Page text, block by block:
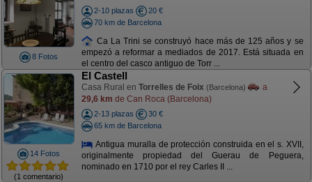
8 Fotos
2-10 plazas
20 €
70 km de Barcelona
Ca La Trini se construyó hace más de 125 años y se
empezó a reformar a mediados de 2017. Está situada en
el centro del casco antiguo de Torr ...
14 Fotos
(1 comentario)
El Castell
Casa Rural en Torrelles de Foix (Barcelona)
a
29,6 km de Can Roca (Barcelona)
2-13 plazas
30 €
65 km de Barcelona
Antigua muralla de protección construida en el s. XVII,
originalmente propiedad del Guerau de Peguera,
nominado en 1710 por el rey Carles II ...